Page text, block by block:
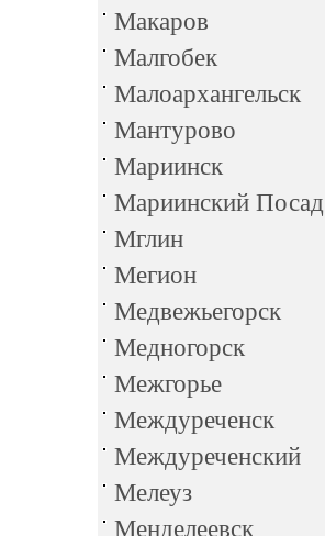
Макаров
Малгобек
Малоархангельск
Мантурово
Мариинск
Мариинский Посад
Мглин
Мегион
Медвежьегорск
Медногорск
Межгорье
Междуреченск
Междуреченский
Мелеуз
Менделеевск